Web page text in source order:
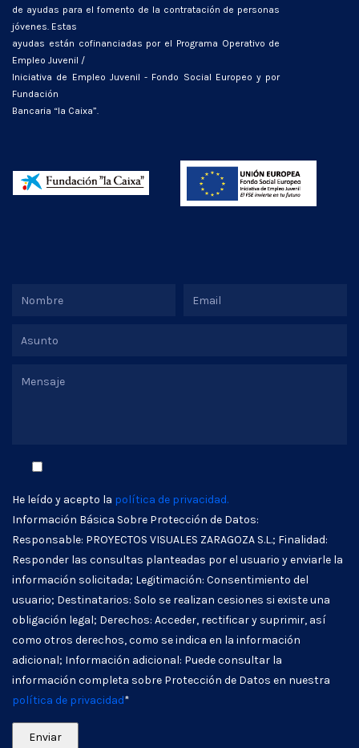
de ayudas para el fomento de la contratación de personas
jóvenes. Estas
ayudas están cofinanciadas por el Programa Operativo de
Empleo Juvenil /
Iniciativa de Empleo Juvenil - Fondo Social Europeo y por
Fundación
Bancaria “la Caixa”.
He leído y acepto la política de privacidad.
Información Básica Sobre Protección de Datos:
Responsable: PROYECTOS VISUALES ZARAGOZA S.L.; Finalidad:
Responder las consultas planteadas por el usuario y enviarle la
información solicitada; Legitimación: Consentimiento del
usuario; Destinatarios: Solo se realizan cesiones si existe una
obligación legal; Derechos: Acceder, rectificar y suprimir, así
como otros derechos, como se indica en la información
adicional; Información adicional: Puede consultar la
información completa sobre Protección de Datos en nuestra
política de privacidad*